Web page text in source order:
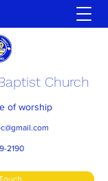
Church
of worship
2190